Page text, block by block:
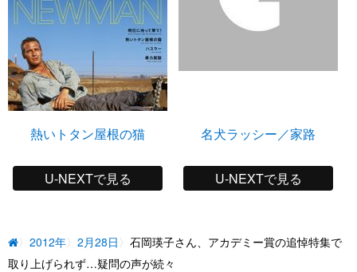
熱いトタン屋根の猫
U-NEXTで見る
名犬ラッシー／家路
U-NEXTで見る
2012年 2月28日
石岡瑛子さん、アカデミー賞の追悼特集で
取り上げられず…疑問の声が続々